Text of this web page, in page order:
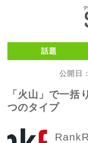
話題
公開日
「火山」で一括
つのタイプ